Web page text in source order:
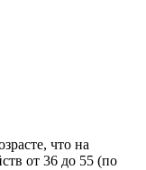
что на
от 36 до 55 (по